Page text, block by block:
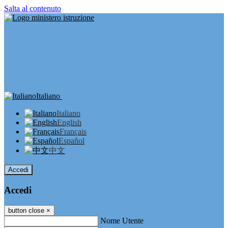
Salta al contenuto
Italiano
Italiano
English
Français
Español
中文
Accedi
Accedi
button close ×
Nome Utente